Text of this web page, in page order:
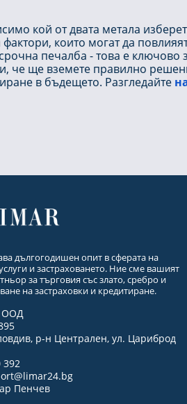
кой от двата метала
фактори, които могат да
печалба - това е
че ще вземете правилно
в бъдещето. Разгледайте
дългогодишен опит в сферата на
и застраховането. Ние сме вашият
за търговия със злато, сребро и
на застраховки и кредитиране.
ООД
р-н Централен, ул. Цариброд
392
Пенчев